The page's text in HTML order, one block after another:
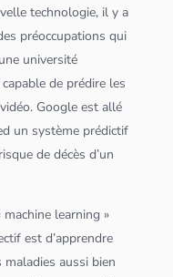
technologie, il y a
préoccupations qui
université
capable de prédire les
Google est allé
un système prédictif
de décès d’un
learning »
est d’apprendre
aussi bien